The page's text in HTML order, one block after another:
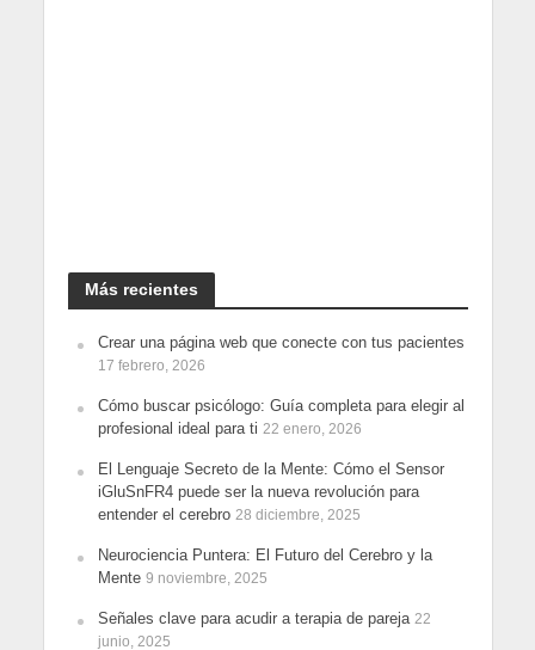
Más recientes
Crear una página web que conecte con tus pacientes
17 febrero, 2026
Cómo buscar psicólogo: Guía completa para elegir al
profesional ideal para ti 22 enero, 2026
El Lenguaje Secreto de la Mente: Cómo el Sensor
iGluSnFR4 puede ser la nueva revolución para
entender el cerebro 28 diciembre, 2025
Neurociencia Puntera: El Futuro del Cerebro y la
Mente 9 noviembre, 2025
Señales clave para acudir a terapia de pareja 22
junio, 2025